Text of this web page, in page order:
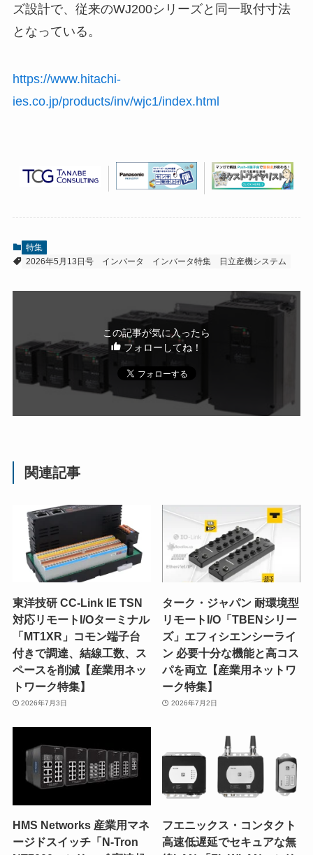
ズ設計で、従来のWJ200シリーズと同一取付寸法
となっている。
https://www.hitachi-
ies.co.jp/products/inv/wjc1/index.html
特集
2026年5月13日号
インバータ インバータ特集 日立産機システム
この記事が気に入ったら
フォローしてね！
関連記事
東洋技研 CC-Link IE TSN
対応リモートI/Oターミナル
「MT1XR」コモン端子台
付きで調達、結線工数、ス
ペースを削減【産業用ネッ
トワーク特集】
2026年7月3日
ターク・ジャパン 耐環境型
リモートI/O「TBENシリー
ズ」エフィシエンシーライ
ン 必要十分な機能と高コス
パを両立【産業用ネットワ
ーク特集】
2026年7月2日
HMS Networks 産業用マネ
ージドスイッチ「N-Tron
フエニックス・コンタクト
高速低遅延でセキュアな無